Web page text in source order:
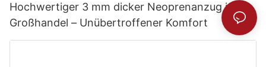
Hochwertiger 3 mm dicker Neoprenanzug im
Großhandel – Unübertroffener Komfort